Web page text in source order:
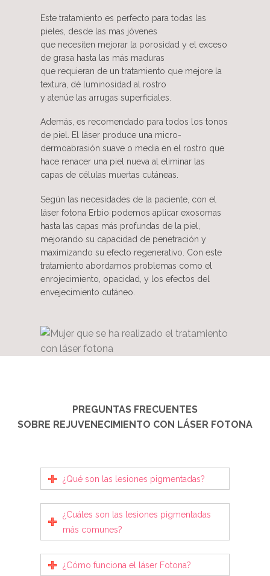
Este tratamiento es perfecto para todas las
pieles, desde las mas jóvenes
que necesiten mejorar la porosidad y el exceso
de grasa hasta las más maduras
que requieran de un tratamiento que mejore la
textura, dé luminosidad al rostro
y atenúe las arrugas superficiales.
Además, es recomendado para todos los tonos
de piel. El láser produce una micro-
dermoabrasión suave o media en el rostro que
hace renacer una piel nueva al eliminar las
capas de células muertas cutáneas.
Según las necesidades de la paciente, con el
láser fotona Erbio podemos aplicar exosomas
hasta las capas más profundas de la piel,
mejorando su capacidad de penetración y
maximizando su efecto regenerativo. Con este
tratamiento abordamos problemas como el
enrojecimiento, opacidad, y los efectos del
envejecimiento cutáneo.
PREGUNTAS FRECUENTES
SOBRE REJUVENECIMIENTO CON LÁSER FOTONA
¿Qué son las lesiones pigmentadas?
¿Cuáles son las lesiones pigmentadas
más comunes?
¿Cómo funciona el láser Fotona?